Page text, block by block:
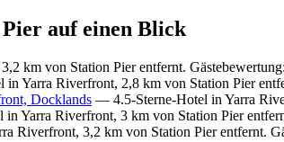
auf einen Blick
km von Station Pier entfernt.
Yarra Riverfront, 2,8 km von Station Pier
Docklands — 4.5-Sterne-Hotel in Yarra
Yarra Riverfront, 3 km von Station Pier
Riverfront, 3,2 km von Station Pier entfernt.